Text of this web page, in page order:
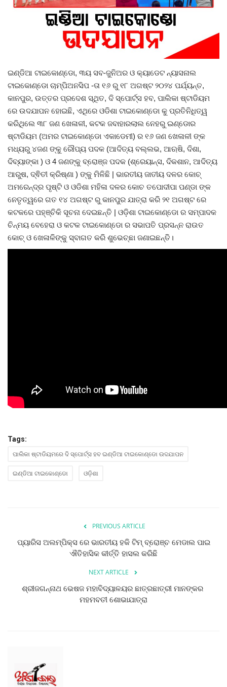
ରାଜନୀତି
ବିଶେଷ ଖବର
ସ୍ୱାସ୍ଥ୍ୟ ହିଁ ସମ୍ପଦ
ବେପାର ବଣିଜ
ଜାଣିବା କଥା
ହାଣ୍ଡିଶାଳ
ସଂସ୍କୃତି
ମନୋରଂଜନ
English ଓଡିଆ Hindi
ଇଣ୍ଡିଆ ଟାଇକୋଣ୍ଡୋ, ୩ୟ ସବ-ଜୁନିଅର ଓ କ୍ୟାଡେଟ ନ୍ୟାସନାଲ
ଟାଇକୋଣ୍ଡୋ ଚାମ୍ପିଅନସିପ -ତା ୧୬ ରୁ ୧୮ ଅଗଷ୍ଟ ୨୦୨୪ ପର୍ଯ୍ୟନ୍ତ,
କାନପୁର, ଉତ୍ତର ପ୍ରଦେଶ ସ୍ଥିତ, ଦି ସ୍ପୋର୍ଟ୍ସ ହବ, ପାଲିକା ଷ୍ଟାଡିୟମ
ରେ ଉଦଯାପନ ହୋଇଛି, ଏଥିରେ ଓଡିଶା ଟାଇକୋଣ୍ଡୋ କୁ ପ୍ରତିନିଧିତ୍ୱ
କରିଥିଲେ ୩୮ ଜଣ ଖେଳାଳୀ, କଟକ ଜବାହାରଲାଲ ନେହରୁ ଇଣ୍ଡୋର
ଷ୍ଟାଡିୟମ (ଅମର ଟାଇକୋଣ୍ଡୋ ଏକାଡେମୀ) ର ୧୬ ଜଣ ଖେଳାଳୀ ଙ୍କ
ମଧ୍ୟରୁ ୪ଜଣ ଙ୍କୁ ରୌପ୍ୟ ପଦକ (ଆଦିତ୍ୟ ବଲ୍ଲଭ, ଆଋଷି, ଦିଶା,
ଦିବ୍ୟାଙ୍କା ) ଓ 4 ଜଣଙ୍କୁ ବ୍ରୋଞ୍ଜ ପଦକ (ଶ୍ରେୟାନ୍ସ, ଦିକଶାନ, ଆଦିତ୍ୟ
ଆରୁଷ, ଦ୍ଵିତୀ କ୍ରିଷ୍ଣା ) ଙ୍କୁ ମିଳିଛି | ଭାରତୀୟ ଜାତୀୟ ଦଳର କୋଚ୍
ଅମରେନ୍ଦ୍ର ପୃଷ୍ଟି ଓ ଓଡିଶା ମହିଳା ଦଳର କୋଚ ତପୋଦୀପା ପଣ୍ଡା ଙ୍କ
ନେତୃତ୍ୱରେ ଗତ ୧୪ ଅଗଷ୍ଟ ରୁ କାନପୁର ଯାତ୍ରା କରି ୨୧ ଅଗଷ୍ଟ ରେ
କଟକରେ ପହ୍ଞ୍ଚିକି ସୂଚନା ଦେଇଛନ୍ତି | ଓଡ଼ିଶା ଟାଇକୋଣ୍ଡୋ ର ସମ୍ପାଦକ
ଚିନ୍ମୟ ବେହେରା ଓ କଟକ ଟାଇକୋଣ୍ଡୋ ର ସଭାପତି ପ୍ରସନ୍ନ ରାଉତ
କୋଚ୍ ଓ ଖେଳାଳିଙ୍କୁ ସ୍ବାଗତ କରି ଶୁଭେଚ୍ଛା ଜଣାଇଛନ୍ତି।
Tags:
ପାଲିକା ଷ୍ଟାଡିୟମରେ ଦି ସ୍ପୋର୍ଟ୍ସ ହବ ଇଣ୍ଡିଆ ଟାଇକୋଣ୍ଡୋ ଉଦଯାପନ
ଇଣ୍ଡିଆ ଟାଇକୋଣ୍ଡୋ ଓଡ଼ିଶା
PREVIOUS ARTICLE
ପ୍ୟାରିସ ଅଲମ୍ପିକ୍ସ ରେ ଭାରତୀୟ ହକି ଟିମ୍ ବ୍ରୋଞ୍ଚ ମେଡାଲ ପାଇ
ଐତିହାସିକ କୀର୍ତ୍ତି ହାସଲ କରିଛି
NEXT ARTICLE
ଶ୍ରୀଜଗନ୍ନାଥ ଭେଷଜ ମହାବିଦ୍ୟାଳୟର ଛାତ୍ରଛାତ୍ରୀ ମାନଙ୍କର
ମହମବତୀ ଶୋଭାଯାତ୍ରା